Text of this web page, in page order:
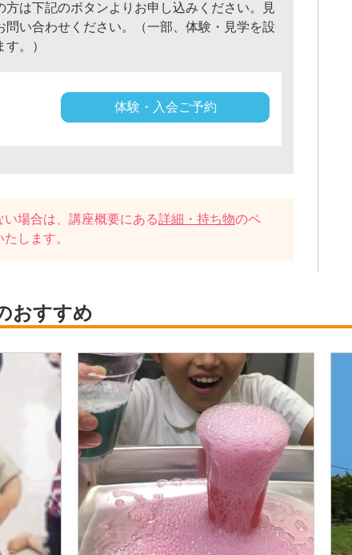
方は下記のボタンよりお申し込みください。見
問い合わせください。（一部、体験・見学を設
。）
体験・入会ご予約
い場合は、講座概要にある詳細・持ち物のペ
します。